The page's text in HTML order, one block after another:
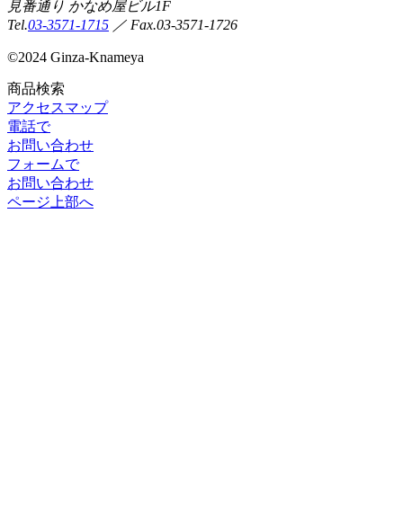
見番通り かなめ屋ビル1F
Tel.03-3571-1715 ／ Fax.03-3571-1726
©2024 Ginza-Knameya
商品検索
アクセスマップ
電話で
お問い合わせ
フォームで
お問い合わせ
ページ上部へ